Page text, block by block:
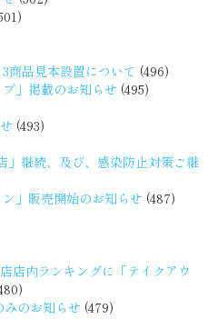
商品見本設置について (496)
」掲載のお知らせ (495)
(493)
」継続、及び、感染防止対策ご継
」販売開始のお知らせ (487)
店内ランキングに「テイクアウ
みのお知らせ (479)